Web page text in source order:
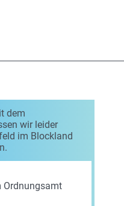
dem
wir leider
Ordnungsamt